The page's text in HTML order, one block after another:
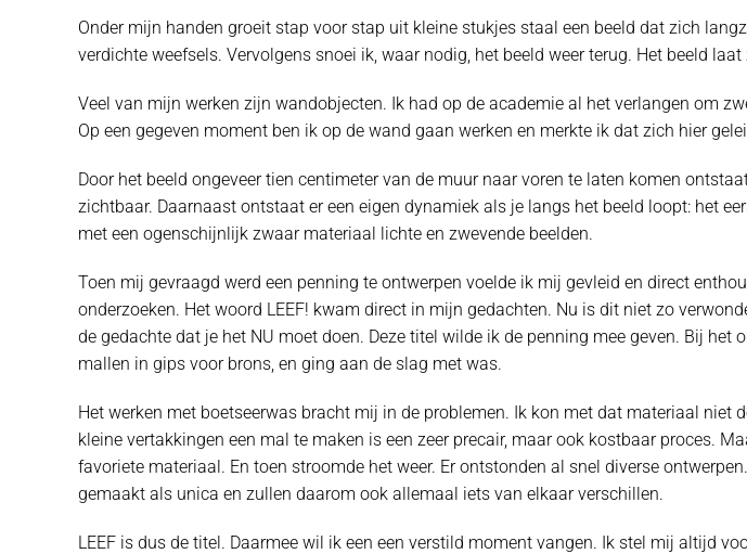
Onder mijn handen groeit stap voor stap uit kleine stukjes staal een beeld dat zich
verdichte weefsels. Vervolgens snoei ik, waar nodig, het beeld weer terug. Het beeld
Veel van mijn werken zijn wandobjecten. Ik had op de academie al het verlangen om
Op een gegeven moment ben ik op de wand gaan werken en merkte ik dat zich hier
Door het beeld ongeveer tien centimeter van de muur naar voren te laten komen
zichtbaar. Daarnaast ontstaat er een eigen dynamiek als je langs het beeld loopt: het
met een ogenschijnlijk zwaar materiaal lichte en zwevende beelden.
Toen mij gevraagd werd een penning te ontwerpen voelde ik mij gevleid en direct
onderzoeken. Het woord LEEF! kwam direct in mijn gedachten. Nu is dit niet zo
de gedachte dat je het NU moet doen. Deze titel wilde ik de penning mee geven. Bij
mallen in gips voor brons, en ging aan de slag met was.
Het werken met boetseerwas bracht mij in de problemen. Ik kon met dat materiaal
kleine vertakkingen een mal te maken is een zeer precair, maar ook kostbaar proces.
favoriete materiaal. En toen stroomde het weer. Er ontstonden al snel diverse
gemaakt als unica en zullen daarom ook allemaal iets van elkaar verschillen.
LEEF is dus de titel. Daarmee wil ik een een verstild moment vangen. Ik stel mij altijd